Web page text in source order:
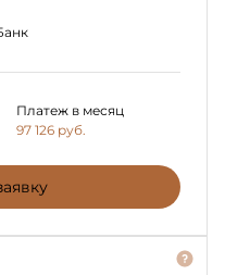
Платеж в месяц
97 126 руб.